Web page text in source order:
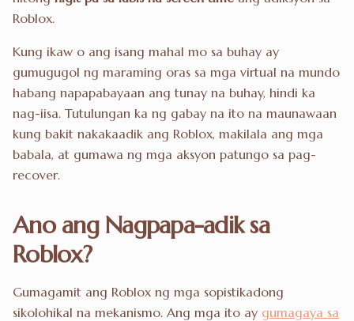
Roblox.
Kung ikaw o ang isang mahal mo sa buhay ay
gumugugol ng maraming oras sa mga virtual na mundo
habang napapabayaan ang tunay na buhay, hindi ka
nag-iisa. Tutulungan ka ng gabay na ito na maunawaan
kung bakit nakakaadik ang Roblox, makilala ang mga
babala, at gumawa ng mga aksyon patungo sa pag-
recover.
Ano ang Nagpapa-adik sa
Roblox?
Gumagamit ang Roblox ng mga sopistikadong
sikolohikal na mekanismo. Ang mga ito ay gumagaya sa